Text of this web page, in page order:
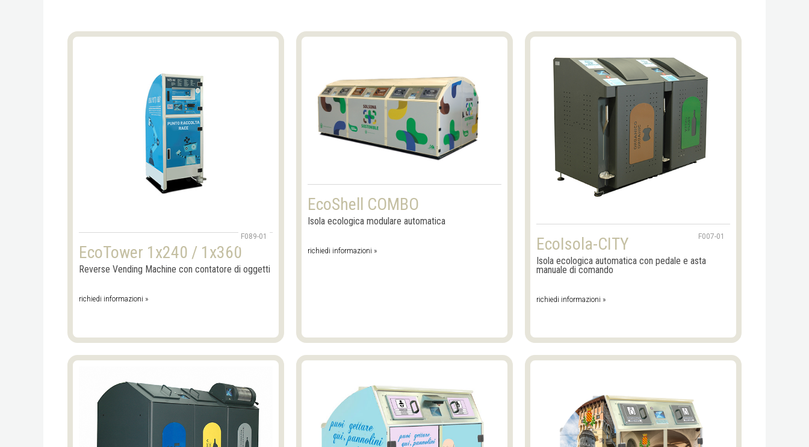
F089-01
EcoTower 1x240 / 1x360
Reverse Vending Machine con contatore di oggetti
richiedi informazioni »
EcoShell COMBO
Isola ecologica modulare automatica
richiedi informazioni »
F007-01
EcoIsola-CITY
Isola ecologica automatica con pedale e asta
manuale di comando
richiedi informazioni »